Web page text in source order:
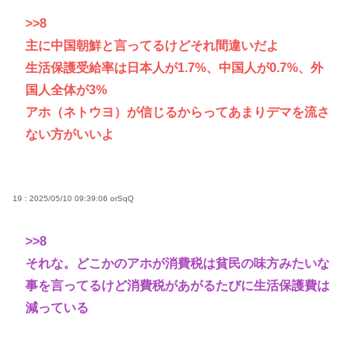
>>8
主に中国朝鮮と言ってるけどそれ間違いだよ
生活保護受給率は日本人が1.7%、中国人が0.7%、外
国人全体が3%
アホ（ネトウヨ）が信じるからってあまりデマを流さ
ない方がいいよ
19 : 2025/05/10 09:39:06 orSqQ
>>8
それな。どこかのアホが消費税は貧民の味方みたいな
事を言ってるけど消費税があがるたびに生活保護費は
減っている